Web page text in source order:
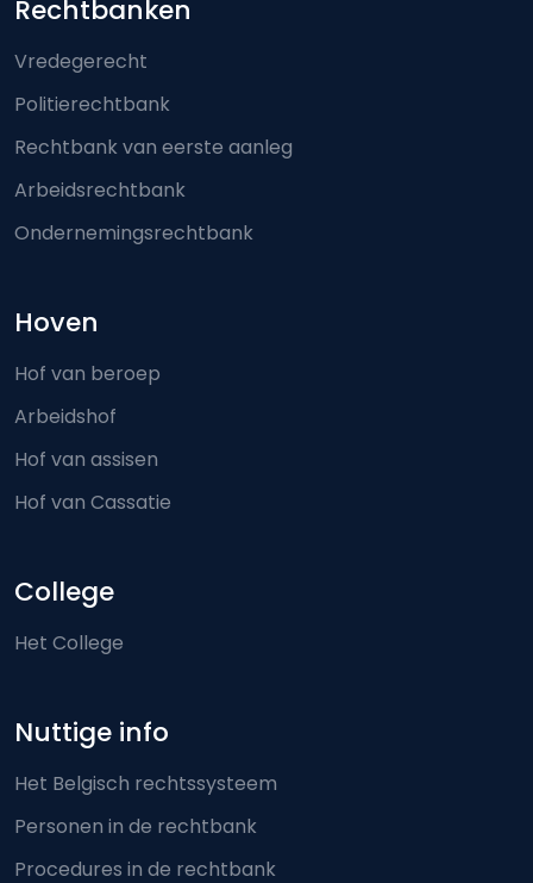
Footer-menu
Rechtbanken
Vredegerecht
Politierechtbank
Rechtbank van eerste aanleg
Arbeidsrechtbank
Ondernemingsrechtbank
Hoven
Hof van beroep
Arbeidshof
Hof van assisen
Hof van Cassatie
College
Het College
Nuttige info
Het Belgisch rechtssysteem
Personen in de rechtbank
Procedures in de rechtbank